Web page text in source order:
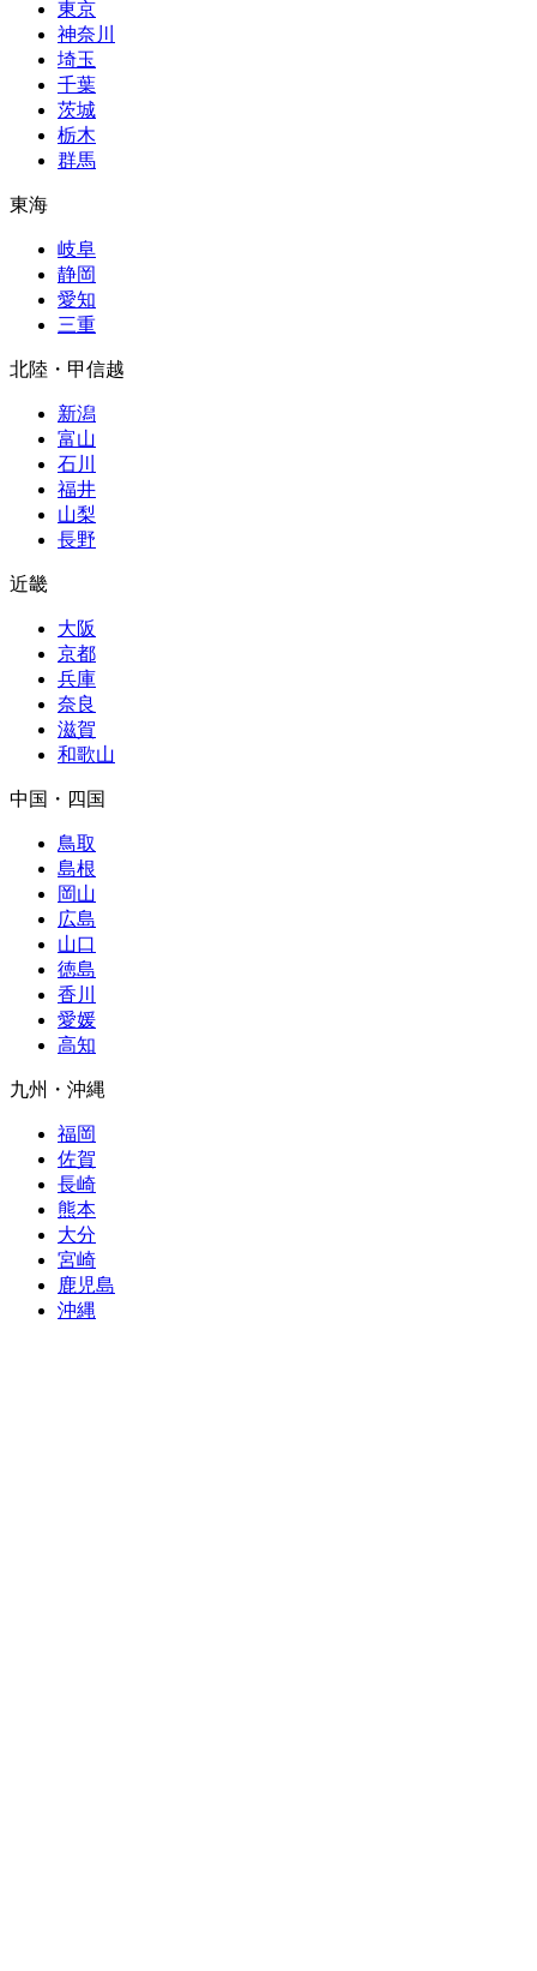
東京
神奈川
埼玉
千葉
茨城
栃木
群馬
東海
岐阜
静岡
愛知
三重
北陸・甲信越
新潟
富山
石川
福井
山梨
長野
近畿
大阪
京都
兵庫
奈良
滋賀
和歌山
中国・四国
鳥取
島根
岡山
広島
山口
徳島
香川
愛媛
高知
九州・沖縄
福岡
佐賀
長崎
熊本
大分
宮崎
鹿児島
沖縄